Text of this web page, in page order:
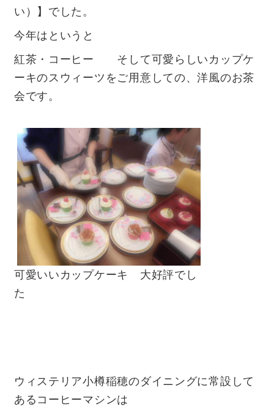
い）】でした。
今年はというと
紅茶・コーヒー そして可愛らしいカップケ
ーキのスウィーツをご用意しての、洋風のお茶
会です。
可愛いいカップケーキ 大好評でし
た
ウィステリア小樽稲穂のダイニングに常設して
あるコーヒーマシンは